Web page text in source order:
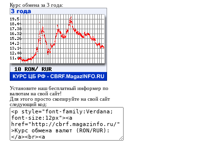
Курс обмена за 3 года:
Установите наш бесплатный информер по
валютам на свой сайт!
Для этого просто скопируйте на свой сайт
следующий код: